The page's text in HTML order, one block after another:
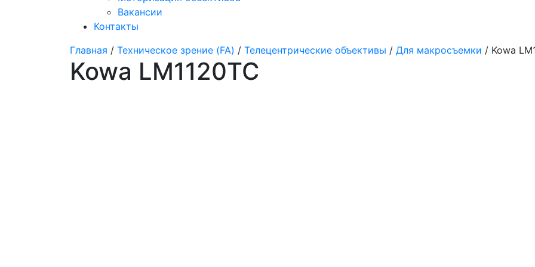
Вакансии
Контакты
Главная / Техническое зрение (FA) / Телецентрические объективы / Для макросъемки / Kowa
Kowa LM1120TC